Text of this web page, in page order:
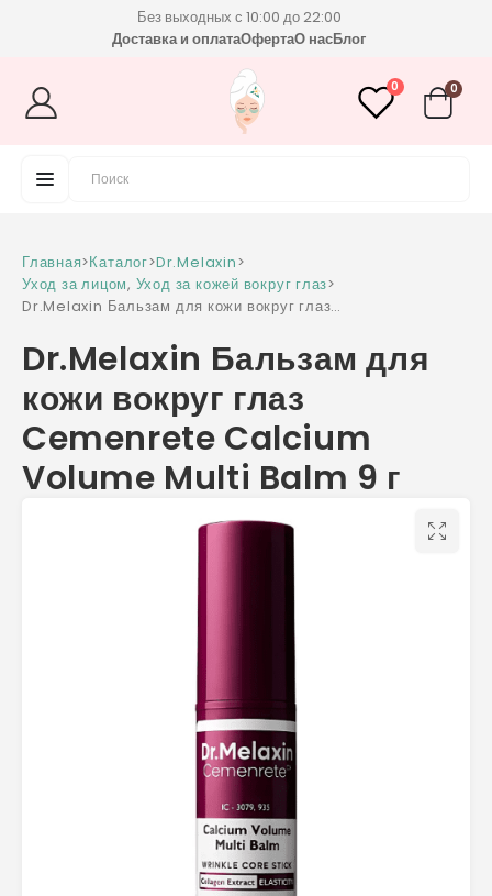
Без выходных с 10:00 до 22:00
Доставка и оплатаОфертаО насБлог
0 0
Главная>Каталог>Dr.Melaxin>
Уход за лицом, Уход за кожей вокруг глаз>
Dr.Melaxin Бальзам для кожи вокруг глаз
Dr.Melaxin Бальзам для
кожи вокруг глаз
Cemenrete Calcium
Volume Multi Balm 9 г